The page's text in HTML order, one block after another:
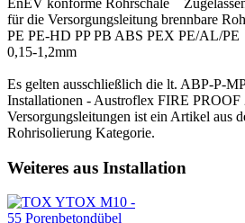
für die Versorgungsleitung brennbare
PE PE-HD PP PB ABS PEX PE/AL/
0,15-1,2mm
Es gelten ausschließlich die lt. ABP-P-
Installationen - Austroflex FIRE PROOF
Versorgungsleitungen ist ein Artikel aus
Rohrisolierung Kategorie.
Weiteres aus Installation